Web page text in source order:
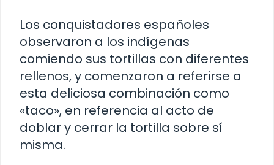
Los conquistadores españoles
observaron a los indígenas
comiendo sus tortillas con diferentes
rellenos, y comenzaron a referirse a
esta deliciosa combinación como
«taco», en referencia al acto de
doblar y cerrar la tortilla sobre sí
misma.